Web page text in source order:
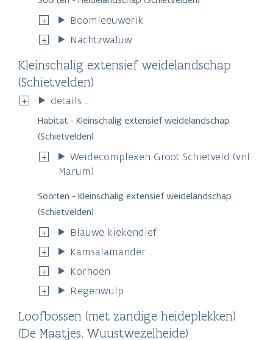
Boomleeuwerik
Nachtzwaluw
Kleinschalig extensief weidelandschap
(Schietvelden)
details ...
Habitat - Kleinschalig extensief weidelandschap
(Schietvelden)
Weidecomplexen Groot Schietveld (vnl.
Marum)
Soorten - Kleinschalig extensief weidelandschap
(Schietvelden)
Blauwe kiekendief
Kamsalamander
Korhoen
Regenwulp
Loofbossen (met zandige heideplekken)
(De Maatjes, Wuustwezelheide)